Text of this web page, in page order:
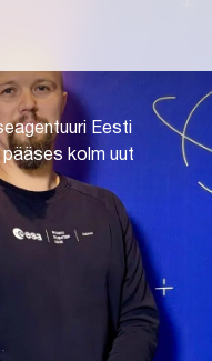
Eesti
kolm uut